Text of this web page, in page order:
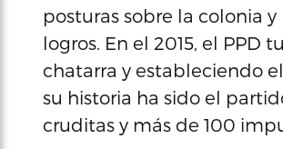
posturas sobre la colonia y
logros. En el 2015, el PPD
chatarra y estableciendo
su historia ha sido el
cruditas y más de 100